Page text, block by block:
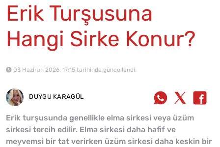
Erik Turşusuna
Hangi Sirke Konur?
03 Haziran 2026, 17:15 tarihinde güncellendi.
DUYGU KARAGÜL
Erik turşusunda genellikle elma sirkesi veya üzüm
sirkesi tercih edilir. Elma sirkesi daha hafif ve
meyvemsi bir tat verirken üzüm sirkesi daha keskin bir